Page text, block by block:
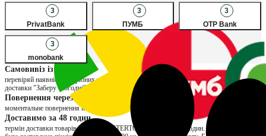
3
PrivatBank
3
ПУМБ
3
OTP Bank
3
monobank
Самовивіз із магазину
перевіряй наявність потрібних товарів в улюблених магазинах, обирай спосіб
доставки "Заберу сьогодні" та сплачуй за товар вже при отриманні
Повернення через магазин
моментальне повернення коштів та можливість обміну на інший розмір
Доставимо за 48 годин
термін доставки товарів продавця INTERTOP складає до 48 годин. Якщо замовлення